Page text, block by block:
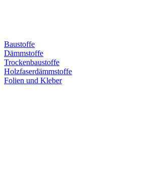
Baustoffe
Dämmstoffe
Trockenbaustoffe
Holzfaserdämmstoffe
Folien und Kleber